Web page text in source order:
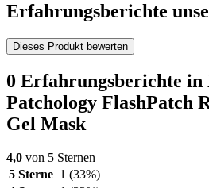
Erfahrungsberichte
Dieses Produkt bewerten
0 Erfahrungsberichte in
Patchology FlashPatch
Gel Mask
4,0 von 5 Sternen
5 Sterne 1 (33%)